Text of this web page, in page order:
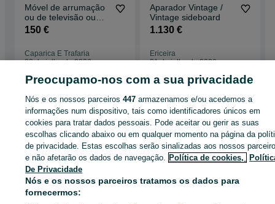
Móvel de arrumação
ou de televisão ou
aparador.
150 €
Caparica E Trafaria
28 de julho de 2026
Aparador Vintage /
Vintage sideboard
1.130 €
Ericeira
31 de julho de 2026
Página principal Móveis, Casa e Jardim Móveis Aparadores e Consolas
Aparadores e Consolas - Porto Aparadores e Consolas - Penafiel
CATEGORIA
ID:644487678
Preocupamo-nos com a sua privacidade
Nós e os nossos parceiros447 armazenamos e/ou acedemos a
informações num dispositivo, tais como identificadores únicos em
cookies para tratar dados pessoais. Pode aceitar ou gerir as suas
escolhas clicando abaixo ou em qualquer momento na página da
de privacidade. Estas escolhas serão sinalizadas aos nossos
e não afetarão os dados de navegação. Política de cookies,
De Privacidade
Nós e os nossos parceiros tratamos os dados para
fornecermos: